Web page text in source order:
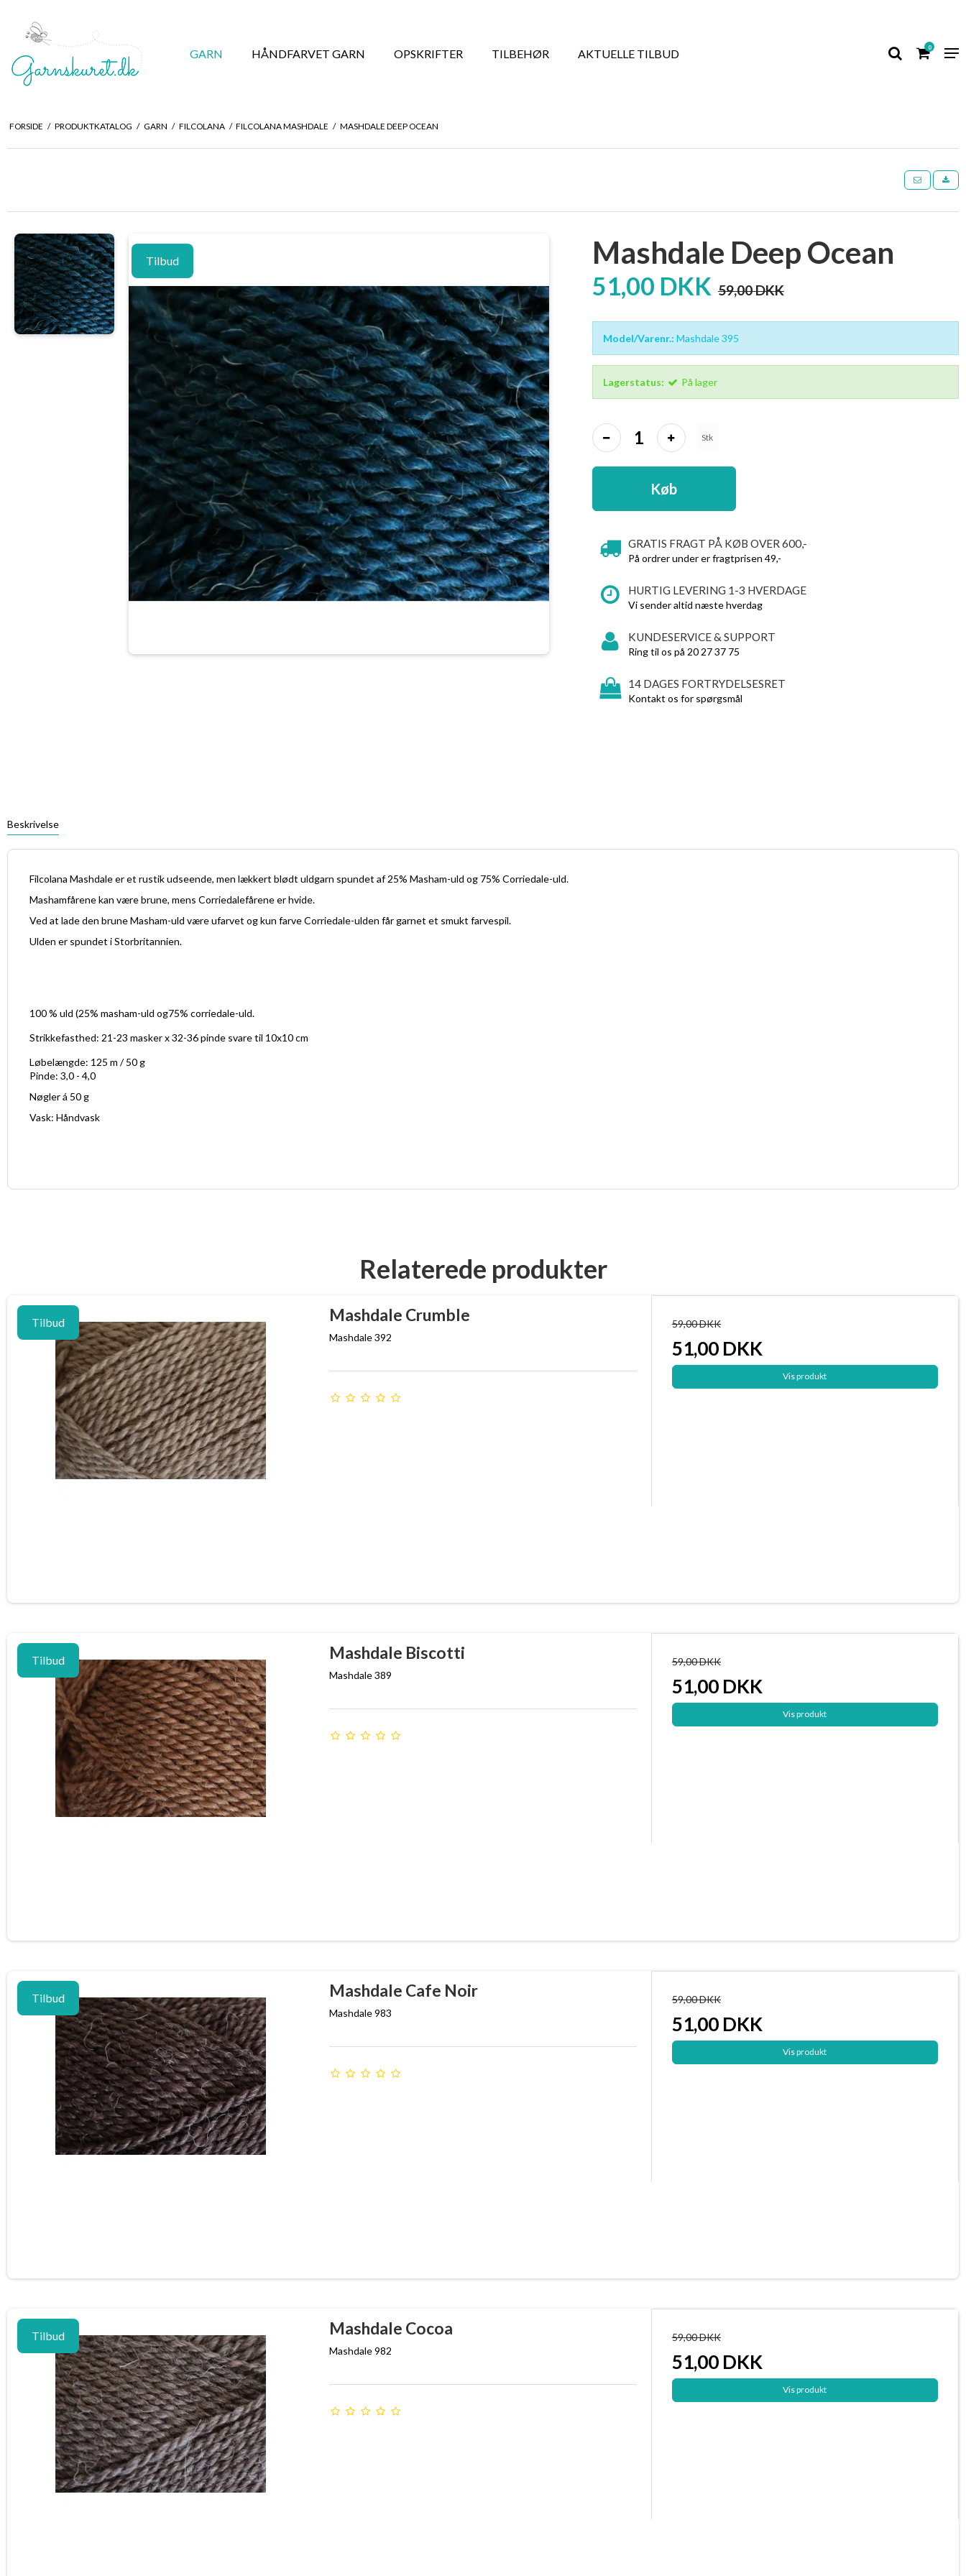
GARN HÅNDFARVET GARN OPSKRIFTER TILBEHØR AKTUELLE TILBUD 0
FORSIDE / PRODUKTKATALOG / GARN / FILCOLANA / FILCOLANA MASHDALE / MASHDALE DEEP OCEAN
Tilbud Mashdale Deep Ocean
51,00 DKK 59,00 DKK
Model/Varenr.: Mashdale 395
Lagerstatus: På lager
Stk
Køb
GRATIS FRAGT PÅ KØB OVER 600,-
På ordrer under er fragtprisen 49,-
HURTIG LEVERING 1-3 HVERDAGE
Vi sender altid næste hverdag
KUNDESERVICE & SUPPORT
Ring til os på 20 27 37 75
14 DAGES FORTRYDELSESRET
Kontakt os for spørgsmål
Beskrivelse
Filcolana Mashdale er et rustik udseende, men lækkert blødt uldgarn spundet af 25% Masham-uld og 75% Corriedale-uld.
Mashamfårene kan være brune, mens Corriedalefårene er hvide.
Ved at lade den brune Masham-uld være ufarvet og kun farve Corriedale-ulden får garnet et smukt farvespil.
Ulden er spundet i Storbritannien.
100 % uld (25% masham-uld og75% corriedale-uld.
Strikkefasthed: 21-23 masker x 32-36 pinde svare til 10x10 cm
Løbelængde: 125 m / 50 g
Pinde: 3,0 - 4,0
Nøgler á 50 g
Vask: Håndvask
Relaterede produkter
Tilbud Mashdale Crumble
Mashdale 392
59,00 DKK
51,00 DKK
Vis produkt
Tilbud Mashdale Biscotti
Mashdale 389
59,00 DKK
51,00 DKK
Vis produkt
Tilbud Mashdale Cafe Noir
Mashdale 983
59,00 DKK
51,00 DKK
Vis produkt
Tilbud Mashdale Cocoa
Mashdale 982
59,00 DKK
51,00 DKK
Vis produkt